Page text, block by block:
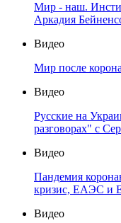
Мир - наш.
Аркадия
Видео
Мир после
Видео
Русские на
разговорах" с
Видео
Пандемия
кризис, ЕАЭС и
Видео